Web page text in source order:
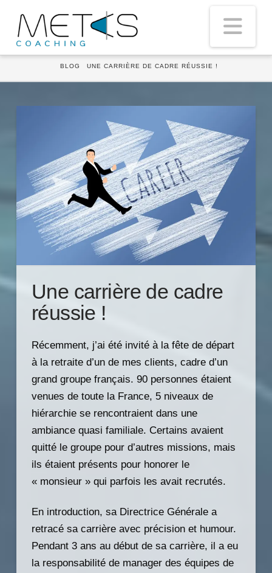
HOME
BLOG UNE CARRIÈRE DE CADRE RÉUSSIE !
Une carrière de cadre
réussie !
Récemment, j’ai été invité à la fête de départ
à la retraite d’un de mes clients, cadre d’un
grand groupe français. 90 personnes étaient
venues de toute la France, 5 niveaux de
hiérarchie se rencontraient dans une
ambiance quasi familiale. Certains avaient
quitté le groupe pour d’autres missions, mais
ils étaient présents pour honorer le
« monsieur » qui parfois les avait recrutés.
En introduction, sa Directrice Générale a
retracé sa carrière avec précision et humour.
Pendant 3 ans au début de sa carrière, il a eu
la responsabilité de manager des équipes de